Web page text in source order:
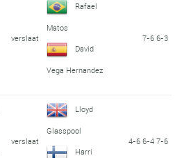
verslaat
Rafael
Matos
David
Vega Hernandez
7-6 6-3
verslaat
Lloyd
Glasspool
Harri
4-6 6-4 7-6